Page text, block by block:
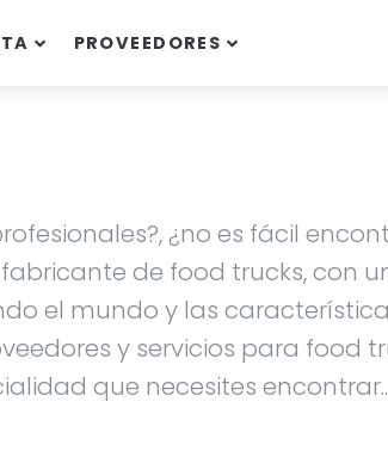
PROVEEDORES
¿no es fácil
de food trucks, con
el mundo y las
y servicios para food
que necesites